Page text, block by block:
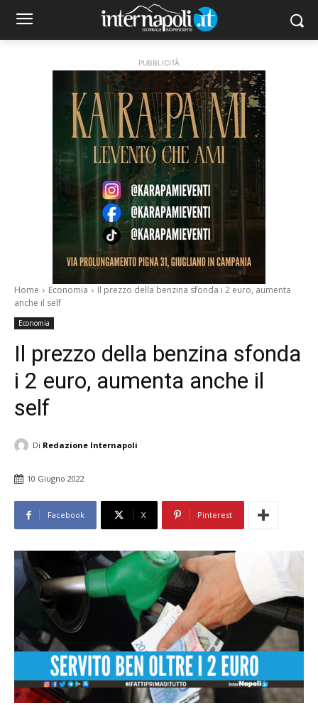
PUBBLICITÀ
Home Economia
Il prezzo della benzina sfonda i 2 euro, aumenta
anche il self
Economia
Il prezzo della benzina sfonda
i 2 euro, aumenta anche il
self
Di Redazione Internapoli
10 Giugno 2022
Facebook X Pinterest